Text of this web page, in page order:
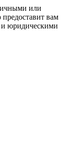
или
предоставит вам
и юридическими